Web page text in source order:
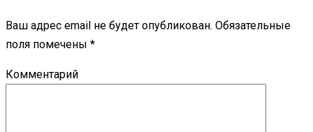
Ваш адрес email не будет опубликован. Обязательные
поля помечены *
Комментарий